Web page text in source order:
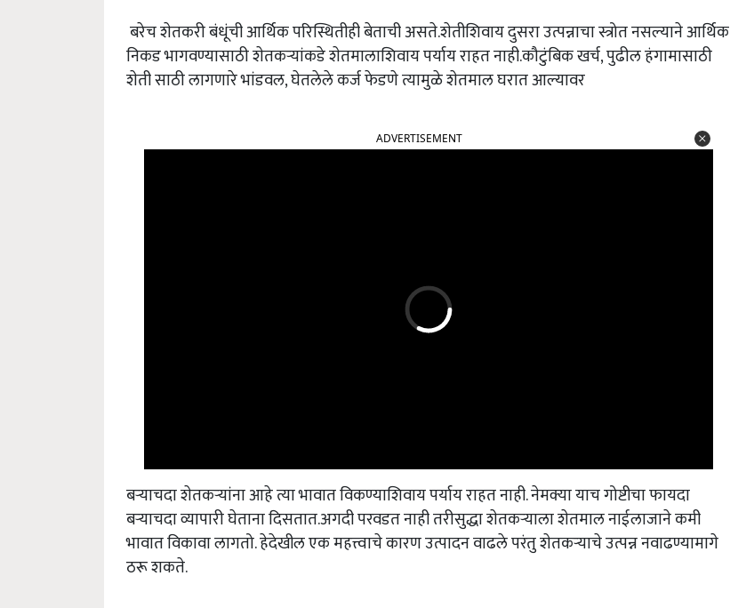
बरेच शेतकरी बंधूंची आर्थिक परिस्थितीही बेताची असते.शेतीशिवाय दुसरा उत्पन्नाचा स्त्रोत नसल्याने आर्थिक
निकड भागवण्यासाठी शेतकऱ्यांकडे शेतमालाशिवाय पर्याय राहत नाही.कौटुंबिक खर्च, पुढील हंगामासाठी
शेती साठी लागणारे भांडवल, घेतलेले कर्ज फेडणे त्यामुळे शेतमाल घरात आल्यावर
बऱ्याचदा शेतकऱ्यांना आहे त्या भावात विकण्याशिवाय पर्याय राहत नाही. नेमक्या याच गोष्टीचा फायदा
बऱ्याचदा व्यापारी घेताना दिसतात.अगदी परवडत नाही तरीसुद्धा शेतकऱ्याला शेतमाल नाईलाजाने कमी
भावात विकावा लागतो. हेदेखील एक महत्त्वाचे कारण उत्पादन वाढले परंतु शेतकऱ्याचे उत्पन्न नवाढण्यामागे
ठरू शकते.